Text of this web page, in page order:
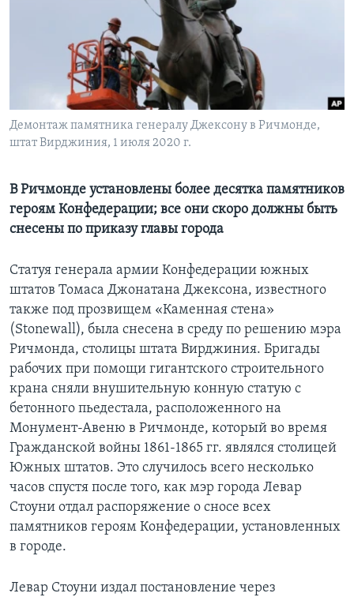
Learning English
СОЦИАЛЬНЫЕ СЕТИ
Языки
Демонтаж памятника генералу Джексону в Ричмонде,
штат Вирджиния, 1 июля 2020 г.
В Ричмонде установлены более десятка памятников
героям Конфедерации; все они скоро должны быть
снесены по приказу главы города
Статуя генерала армии Конфедерации южных
штатов Томаса Джонатана Джексона, известного
также под прозвищем «Каменная стена»
(Stonewall), была снесена в среду по решению мэра
Ричмонда, столицы штата Вирджиния. Бригады
рабочих при помощи гигантского строительного
крана сняли внушительную конную статую с
бетонного пьедестала, расположенного на
Монумент-Авеню в Ричмонде, который во время
Гражданской войны 1861-1865 гг. являлся столицей
Южных штатов. Это случилось всего несколько
часов спустя после того, как мэр города Левар
Стоуни отдал распоряжение о сносе всех
памятников героям Конфедерации, установленных
в городе.
Левар Стоуни издал постановление через